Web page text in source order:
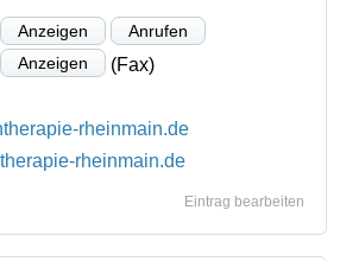
Anzeigen Anrufen
Anzeigen (Fax)
rheinmain.de
Eintrag bearbeiten